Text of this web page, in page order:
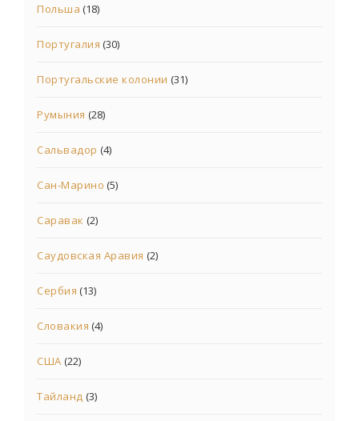
Польша (18)
Португалия (30)
Португальские колонии (31)
Румыния (28)
Сальвадор (4)
Сан-Марино (5)
Саравак (2)
Саудовская Аравия (2)
Сербия (13)
Словакия (4)
США (22)
Тайланд (3)